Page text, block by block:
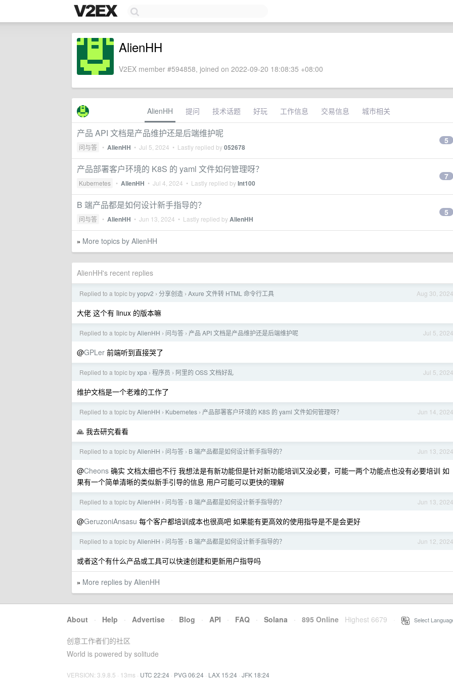
AlienHH
V2EX member #594858, joined on 2022-09-20 18:08:35 +08:00
AlienHH 提问 技术话题 好玩 工作信息 交易信息 城市相关
产品 API 文档是产品维护还是后端维护呢
问与答 • AlienHH • Jul 5, 2024 • Lastly replied by052678
5
产品部署客户环境的 K8S 的 yaml 文件如何管理呀？
Kubernetes • AlienHH • Jul 4, 2024 • Lastly replied byInt100
7
B 端产品都是如何设计新手指导的？
问与答 • AlienHH • Jun 13, 2024 • Lastly replied byAlienHH
5
» More topics by AlienHH
AlienHH's recent replies
Aug 30, 2024
Replied to a topic byyopv2 › 分享创造 › Axure 文件转 HTML 命令行工具
大佬 这个有 linux 的版本嘛
Jul 5, 2024
Replied to a topic byAlienHH › 问与答 › 产品 API 文档是产品维护还是后端维护呢
@GPLer 前端听到直接哭了
Jul 5, 2024
Replied to a topic byxpa › 程序员 › 阿里的 OSS 文档好乱
维护文档是一个老难的工作了
Jun 14, 2024
Replied to a topic byAlienHH › Kubernetes › 产品部署客户环境的 K8S 的 yaml 文件如何管理呀？
🙏 我去研究看看
Jun 13, 2024
Replied to a topic byAlienHH › 问与答 › B 端产品都是如何设计新手指导的？
@Cheons 确实 文档太细也不行 我想法是有新功能但是针对新功能培训又没必要，可能一两个功能点也没有必要培训 如
果有一个简单清晰的类似新手引导的信息 用户可能可以更快的理解
Jun 13, 2024
Replied to a topic byAlienHH › 问与答 › B 端产品都是如何设计新手指导的？
@GeruzoniAnsasu 每个客户都培训成本也很高吧 如果能有更高效的使用指导是不是会更好
Jun 12, 2024
Replied to a topic byAlienHH › 问与答 › B 端产品都是如何设计新手指导的？
或者这个有什么产品或工具可以快速创建和更新用户指导吗
» More replies by AlienHH
About · Help · Advertise · Blog · API · FAQ · Solana · 895 Online Highest 6679 Select
创意工作者们的社区
World is powered by solitude
VERSION: 3.9.8.5 · 13ms · UTC 22:24 · PVG 06:24 · LAX 15:24 · JFK 18:24